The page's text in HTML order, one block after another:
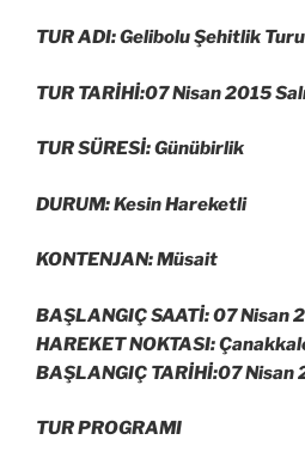
TUR ADI: Gelibolu Şehitlik Turu
TUR TARİHİ:07 Nisan 2015
TUR SÜRESİ: Günübirlik
DURUM: Kesin Hareketli
KONTENJAN: Müsait
BAŞLANGIÇ SAATİ: 07 Nisan
HAREKET NOKTASI:
BAŞLANGIÇ TARİHİ:07 Nisan
TUR PROGRAMI